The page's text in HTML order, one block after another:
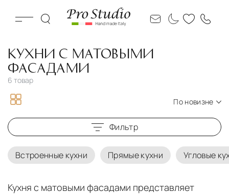
КУХНИ С МАТОВЫМИ
ФАСАДАМИ
6 товар
По новизне
По новизне
По цене по возрастанию
По цене по убыванию
Фильтр
Встроенные кухни Прямые кухни Угловые
Кухня с матовыми фасадами представляет